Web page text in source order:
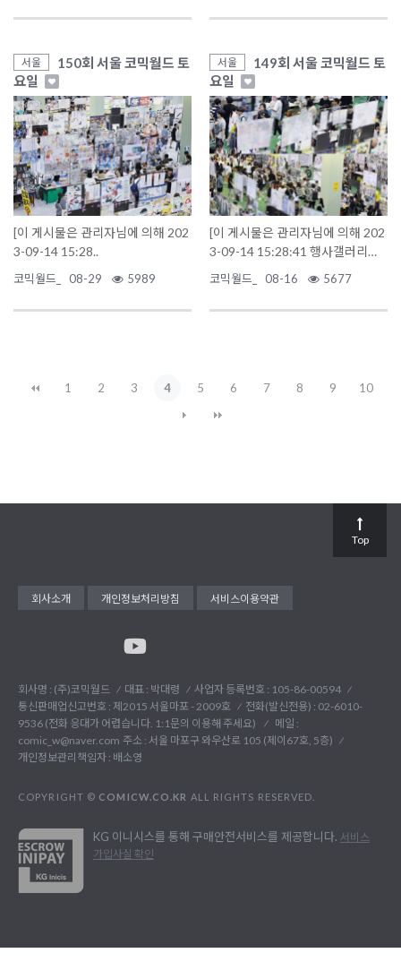
서울
150회 서울 코믹월드 토
요일
[이 게시물은 관리자님에 의해 202
3-09-14 15:28..
코믹월드_ 08-29 5989
서울
149회 서울 코믹월드 토
요일
[이 게시물은 관리자님에 의해 202
3-09-14 15:28:41 행사갤러리에
서 이동 됨]
코믹월드_ 08-16 5677
1 2 3 4 5 6 7 8 9 10
회사소개 개인정보처리방침 서비스이용약관
회사명 : (주)코믹월드 대표 : 박대령
사업자 등록번호 : 105-86-00594
통신판매업신고번호 : 제2015 서울마포 - 2009호
전화(발신전용) : 02-6010-
9536 (전화 응대가 어렵습니다. 1:1문의 이용해 주세요)
메일 :
comic_w@naver.com 주소 : 서울 마포구 와우산로 105 (제이67호, 5층)
개인정보관리책임자 : 배소영
COPYRIGHT © COMICW.CO.KR ALL RIGHTS RESERVED.
KG 이니시스를 통해 구매안전서비스를 제공합니다. 서비스
가입사실 확인
Top